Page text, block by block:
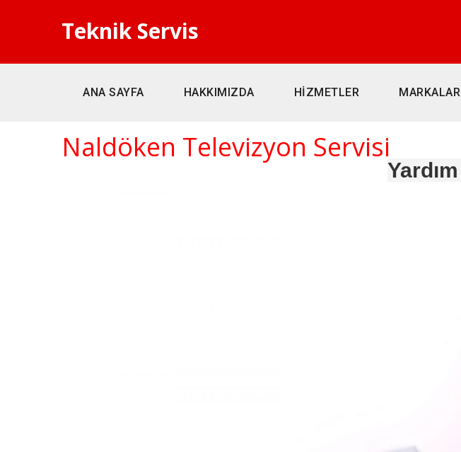
Teknik Servis
ANA SAYFA HAKKIMIZDA HİZMETLER MARKALAR
Naldöken Televizyon Servisi
Yardım